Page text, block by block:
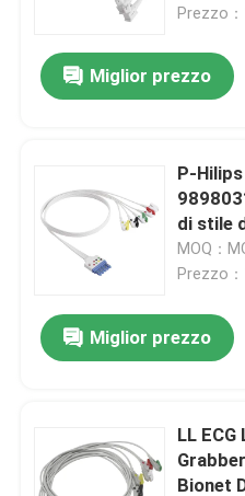
Prezzo：
Miglior prezzo
P-
di stile
clip
cavo
MOQ：
Prezzo
Miglior prezzo
LL
Bionet